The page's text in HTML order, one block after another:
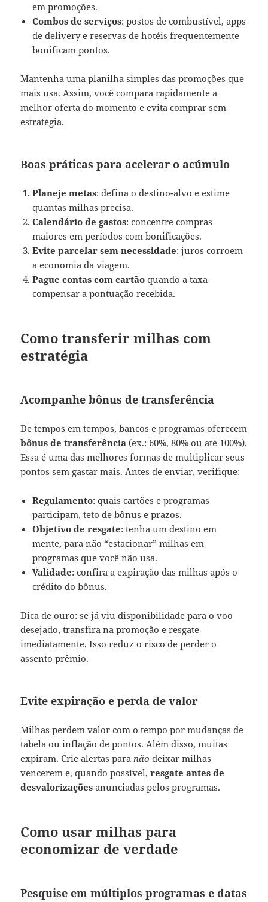
em promoções.
Combos de serviços: postos de combustível, apps
de delivery e reservas de hotéis frequentemente
bonificam pontos.
Mantenha uma planilha simples das promoções que
mais usa. Assim, você compara rapidamente a
melhor oferta do momento e evita comprar sem
estratégia.
Boas práticas para acelerar o acúmulo
Planeje metas: defina o destino-alvo e estime
quantas milhas precisa.
Calendário de gastos: concentre compras
maiores em períodos com bonificações.
Evite parcelar sem necessidade: juros corroem
a economia da viagem.
Pague contas com cartão quando a taxa
compensar a pontuação recebida.
Como transferir milhas com
estratégia
Acompanhe bônus de transferência
De tempos em tempos, bancos e programas oferecem
bônus de transferência (ex.: 60%, 80% ou até 100%).
Essa é uma das melhores formas de multiplicar seus
pontos sem gastar mais. Antes de enviar, verifique:
Regulamento: quais cartões e programas
participam, teto de bônus e prazos.
Objetivo de resgate: tenha um destino em
mente, para não “estacionar” milhas em
programas que você não usa.
Validade: confira a expiração das milhas após o
crédito do bônus.
Dica de ouro: se já viu disponibilidade para o voo
desejado, transfira na promoção e resgate
imediatamente. Isso reduz o risco de perder o
assento prêmio.
Evite expiração e perda de valor
Milhas perdem valor com o tempo por mudanças de
tabela ou inflação de pontos. Além disso, muitas
expiram. Crie alertas para não deixar milhas
vencerem e, quando possível,resgate antes de
desvalorizações anunciadas pelos programas.
Como usar milhas para
economizar de verdade
Pesquise em múltiplos programas e datas